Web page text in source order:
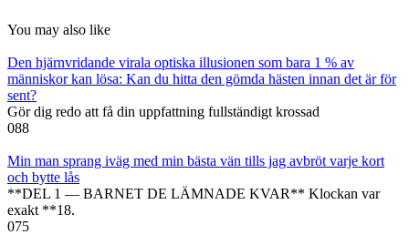
You may also like
Den hjärnvridande virala optiska illusionen som bara 1 % av
människor kan lösa: Kan du hitta den gömda hästen innan det är för
sent?
Gör dig redo att få din uppfattning fullständigt krossad
088
Min man sprang iväg med min bästa vän tills jag avbröt varje kort
och bytte lås
**DEL 1 — BARNET DE LÄMNADE KVAR** Klockan var
exakt **18.
075